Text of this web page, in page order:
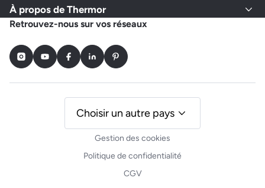
INEL HABITAT
16 ALLEE DU HAUT VIGNEAU
Fermé actuellement
À propos de Thermor
Retrouvez-nous sur vos réseaux
InstagramYoutubeFacebookLinkedInPinterest
Gestion des cookies
Politique de confidentialité
CGV
Choisir un autre pays